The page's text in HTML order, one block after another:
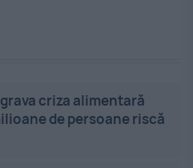
criza alimentară
de persoane riscă